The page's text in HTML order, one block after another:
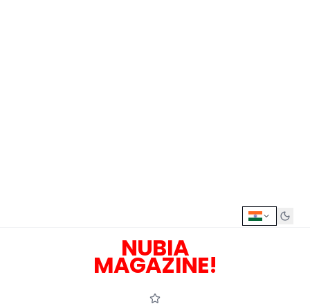
NUBIA
MAGAZINE!